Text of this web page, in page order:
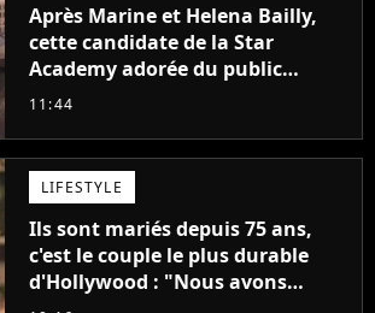
Après Marine et Helena Bailly,
cette candidate de la Star
Academy adorée du public
annonce son premier album,
11:44
LIFESTYLE
Ils sont mariés depuis 75 ans,
c'est le couple le plus durable
d'Hollywood : "Nous avons